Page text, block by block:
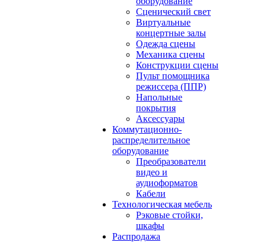
Сценический свет
Виртуальные
концертные залы
Одежда сцены
Механика сцены
Конструкции сцены
Пульт помощника
режиссера (ППР)
Напольные
покрытия
Аксессуары
Коммутационно-
распределительное
оборудование
Преобразователи
видео и
аудиоформатов
Кабели
Технологическая мебель
Рэковые стойки,
шкафы
Распродажа